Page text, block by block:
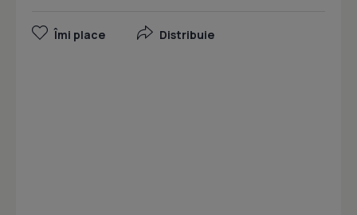
Îmi place Distribuie